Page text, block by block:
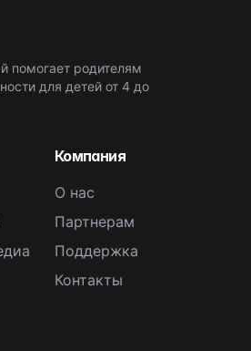
помогает родителям
для детей от 4 до
Компания
О нас
Партнерам
Поддержка
Контакты